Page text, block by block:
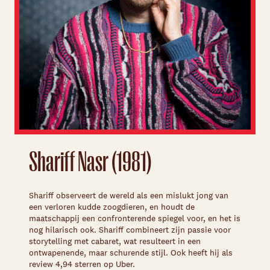
Shariff Nasr (1981)
Shariff observeert de wereld als een mislukt jong van
een verloren kudde zoogdieren, en houdt de
maatschappij een confronterende spiegel voor, en het is
nog hilarisch ook. Shariff combineert zijn passie voor
storytelling met cabaret, wat resulteert in een
ontwapenende, maar schurende stijl. Ook heeft hij als
review 4,94 sterren op Uber.